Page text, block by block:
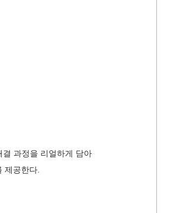
과정을 리얼하게 담아
제공한다.